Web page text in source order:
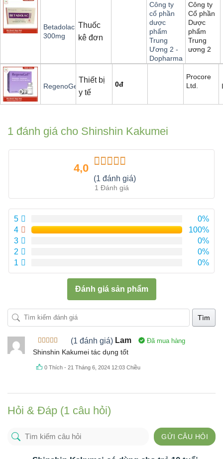
Betadolac
300mg
Thuốc
kê đơn
Công ty
cổ phần
dược
phẩm
Trung
Ương 2 -
Dopharma
Công ty
Cổ phần
Dược
phẩm
Trung
ương 2
RegenoGel
Thiết bị
y tế
0đ
Procore
Ltd.
1 đánh giá cho Shinshin Kakumei
4,0
Được xếp
hạng 4.00
5 sao
(1 đánh giá)
1 Đánh giá
5
0%
4
100%
3
0%
2
0%
1
0%
Đánh giá sản phẩm
Tìm
Được xếp
hạng45
sao
(1 đánh giá) Lam Đã mua hàng
Shinshin Kakumei tác dụng tốt
0 Thích -21 Tháng 6, 2024 12:03 Chiều
Hỏi & Đáp (1 câu hỏi)
GỬI CÂU HỎI